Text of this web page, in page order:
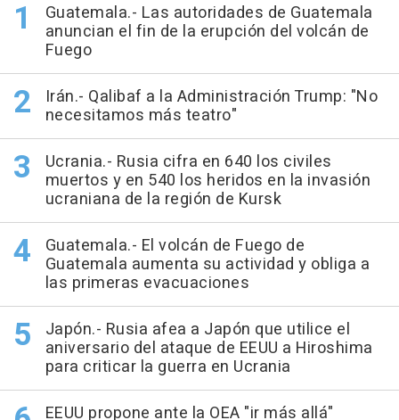
Guatemala.- Las autoridades de Guatemala
anuncian el fin de la erupción del volcán de
Fuego
Irán.- Qalibaf a la Administración Trump: "No
necesitamos más teatro"
Ucrania.- Rusia cifra en 640 los civiles
muertos y en 540 los heridos en la invasión
ucraniana de la región de Kursk
Guatemala.- El volcán de Fuego de
Guatemala aumenta su actividad y obliga a
las primeras evacuaciones
Japón.- Rusia afea a Japón que utilice el
aniversario del ataque de EEUU a Hiroshima
para criticar la guerra en Ucrania
EEUU propone ante la OEA "ir más allá"